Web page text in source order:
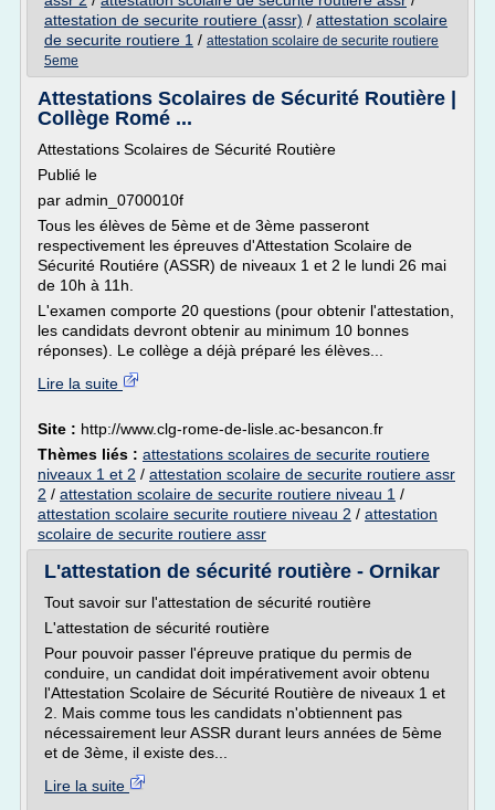
attestation de securite routiere (assr) / attestation scolaire
de securite routiere 1 / attestation scolaire de securite routiere
5eme
Attestations Scolaires de Sécurité Routière |
Collège Romé ...
Attestations Scolaires de Sécurité Routière
Publié le
par admin_0700010f
Tous les élèves de 5ème et de 3ème passeront
respectivement les épreuves d'Attestation Scolaire de
Sécurité Routiére (ASSR) de niveaux 1 et 2 le lundi 26 mai
de 10h à 11h.
L'examen comporte 20 questions (pour obtenir l'attestation,
les candidats devront obtenir au minimum 10 bonnes
réponses). Le collège a déjà préparé les élèves...
Lire la suite
Site : http://www.clg-rome-de-lisle.ac-besancon.fr
Thèmes liés : attestations scolaires de securite routiere
niveaux 1 et 2 / attestation scolaire de securite routiere assr
2 / attestation scolaire de securite routiere niveau 1 /
attestation scolaire securite routiere niveau 2 / attestation
scolaire de securite routiere assr
L'attestation de sécurité routière - Ornikar
Tout savoir sur l'attestation de sécurité routière
L'attestation de sécurité routière
Pour pouvoir passer l'épreuve pratique du permis de
conduire, un candidat doit impérativement avoir obtenu
l'Attestation Scolaire de Sécurité Routière de niveaux 1 et
2. Mais comme tous les candidats n'obtiennent pas
nécessairement leur ASSR durant leurs années de 5ème
et de 3ème, il existe des...
Lire la suite